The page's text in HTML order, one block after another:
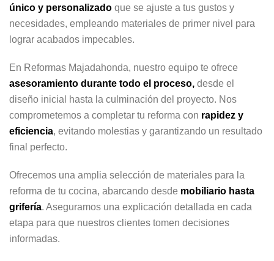
único y personalizado que se ajuste a tus gustos y
necesidades, empleando materiales de primer nivel para
lograr acabados impecables.
En Reformas Majadahonda, nuestro equipo te ofrece
asesoramiento durante todo el proceso, desde el
diseño inicial hasta la culminación del proyecto. Nos
comprometemos a completar tu reforma con rapidez y
eficiencia, evitando molestias y garantizando un resultado
final perfecto.
Ofrecemos una amplia selección de materiales para la
reforma de tu cocina, abarcando desde mobiliario hasta
grifería. Aseguramos una explicación detallada en cada
etapa para que nuestros clientes tomen decisiones
informadas.